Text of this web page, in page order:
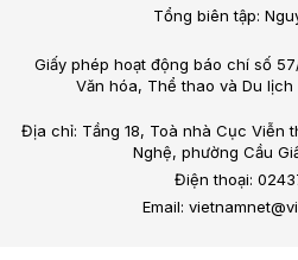
Tổng biên tập:
Giấy phép hoạt động báo chí số
Văn hóa, Thể thao và Du lịch
Địa chỉ: Tầng 18, Toà nhà Cục Viễn
Nghệ, phường Cầu
Điện thoại:
Email: